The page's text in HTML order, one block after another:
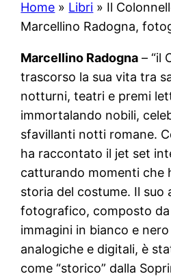
Home » Libri » Il
Marcellino Radogna,
Marcellino Radogna – “il
trascorso la sua vita tra
notturni, teatri e premi
immortalando nobili,
sfavillanti notti romane.
ha raccontato il jet set
catturando momenti che
storia del costume. Il suo
fotografico, composto
immagini in bianco e
analogiche e digitali, è
come “storico” dalla